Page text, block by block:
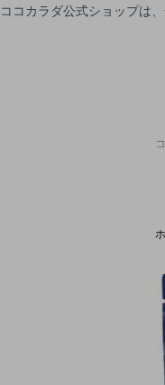
ココカラダ公式ショップは、